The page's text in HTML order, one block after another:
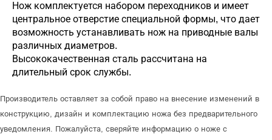
Нож комплектуется набором переходников и имеет
центральное отверстие специальной формы, что дает
возможность устанавливать нож на приводные валы
различных диаметров.
Высококачественная сталь рассчитана на
длительный срок службы.
Производитель оставляет за собой право на внесение изменений в
конструкцию, дизайн и комплектацию ножа без предварительного
уведомления. Пожалуйста, сверяйте информацию о ноже с